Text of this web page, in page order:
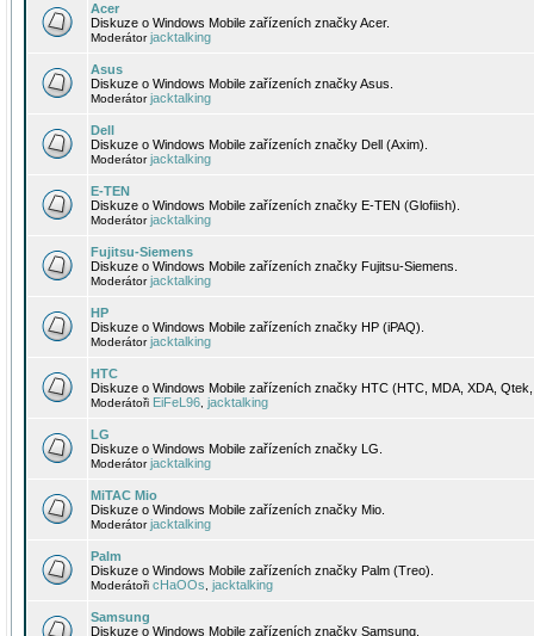
Acer
Diskuze o Windows Mobile zařízeních značky Acer.
Moderátorjacktalking
Asus
Diskuze o Windows Mobile zařízeních značky Asus.
Moderátorjacktalking
Dell
Diskuze o Windows Mobile zařízeních značky Dell (Axim).
Moderátorjacktalking
E-TEN
Diskuze o Windows Mobile zařízeních značky E-TEN (Glofiish).
Moderátorjacktalking
Fujitsu-Siemens
Diskuze o Windows Mobile zařízeních značky Fujitsu-Siemens.
Moderátorjacktalking
HP
Diskuze o Windows Mobile zařízeních značky HP (iPAQ).
Moderátorjacktalking
HTC
Diskuze o Windows Mobile zařízeních značky HTC (HTC, MDA, XDA,
Moderátoři EiFeL96 jacktalking
LG
Diskuze o Windows Mobile zařízeních značky LG.
Moderátorjacktalking
MiTAC Mio
Diskuze o Windows Mobile zařízeních značky Mio.
Moderátorjacktalking
Palm
Diskuze o Windows Mobile zařízeních značky Palm (Treo).
Moderátoři cHaOOs jacktalking
Samsung
Diskuze o Windows Mobile zařízeních značky Samsung.